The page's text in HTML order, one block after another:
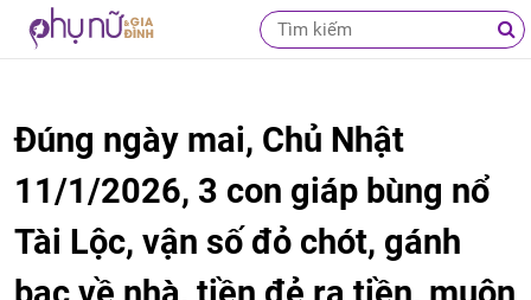
Đúng ngày mai, Chủ Nhật
11/1/2026, 3 con giáp bùng nổ
Tài Lộc, vận số đỏ chót, gánh